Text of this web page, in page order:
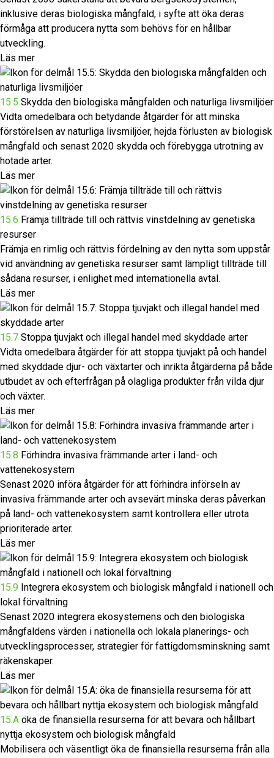
inklusive deras biologiska mångfald, i syfte att öka deras
förmåga att producera nytta som behövs för en hållbar
utveckling.
Läs mer
15.5 Skydda den biologiska mångfalden och naturliga livsmiljöer
Vidta omedelbara och betydande åtgärder för att minska
förstörelsen av naturliga livsmiljöer, hejda förlusten av biologisk
mångfald och senast 2020 skydda och förebygga utrotning av
hotade arter.
Läs mer
15.6 Främja tillträde till och rättvis vinstdelning av genetiska
resurser
Främja en rimlig och rättvis fördelning av den nytta som uppstår
vid användning av genetiska resurser samt lämpligt tillträde till
sådana resurser, i enlighet med internationella avtal.
Läs mer
15.7 Stoppa tjuvjakt och illegal handel med skyddade arter
Vidta omedelbara åtgärder för att stoppa tjuvjakt på och handel
med skyddade djur- och växtarter och inrikta åtgärderna på både
utbudet av och efterfrågan på olagliga produkter från vilda djur
och växter.
Läs mer
15.8 Förhindra invasiva främmande arter i land- och
vattenekosystem
Senast 2020 införa åtgärder för att förhindra införseln av
invasiva främmande arter och avsevärt minska deras påverkan
på land- och vattenekosystem samt kontrollera eller utrota
prioriterade arter.
Läs mer
15.9 Integrera ekosystem och biologisk mångfald i nationell och
lokal förvaltning
Senast 2020 integrera ekosystemens och den biologiska
mångfaldens värden i nationella och lokala planerings- och
utvecklingsprocesser, strategier för fattigdomsminskning samt
räkenskaper.
Läs mer
15.A öka de finansiella resurserna för att bevara och hållbart
nyttja ekosystem och biologisk mångfald
Mobilisera och väsentligt öka de finansiella resurserna från alla